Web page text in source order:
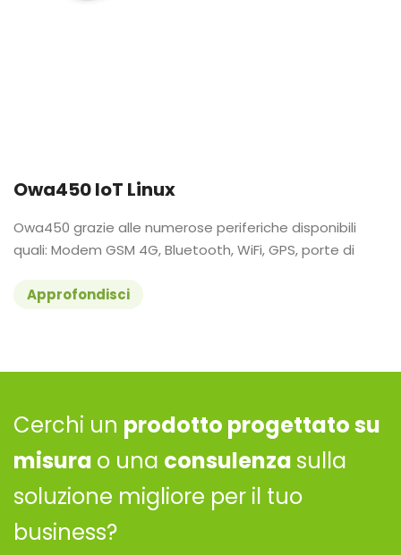
Owa450 IoT Linux
Owa450 grazie alle numerose periferiche disponibili
quali: Modem GSM 4G, Bluetooth, WiFi, GPS, porte di
Approfondisci
Cerchi un prodotto progettato su
misura o una consulenza sulla
soluzione migliore per il tuo
business?